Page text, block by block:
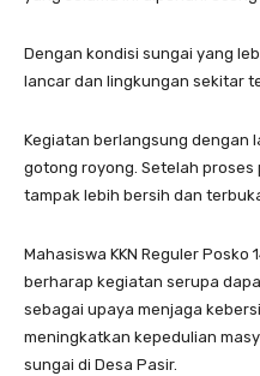
Dengan kondisi sungai yang
lancar dan lingkungan sekitar
Kegiatan berlangsung dengan
gotong royong. Setelah
tampak lebih bersih dan
Mahasiswa KKN Reguler Posko
berharap kegiatan serupa
sebagai upaya menjaga
meningkatkan kepedulian
sungai di Desa Pasir.